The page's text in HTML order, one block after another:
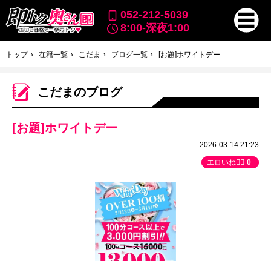
052-212-5039
8:00-深夜1:00
トップ 在籍一覧 こだま ブログ一覧 [お題]ホワイトデー
こだまのブログ
[お題]ホワイトデー
2026-03-14 21:23
エロいね👍🏻 0